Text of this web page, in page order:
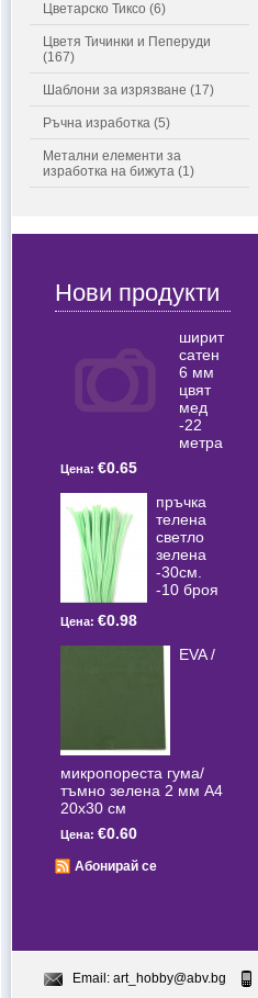
Цветарско Тиксо (6)
Цветя Тичинки и Пеперуди
(167)
Шаблони за изрязване (17)
Ръчна изработка (5)
Метални елементи за
изработка на бижута (1)
Нови продукти
ширит
сатен
6 мм
цвят
мед
-22
метра
Цена: €0.65
пръчка
телена
светлo
зелена
-30см.
-10 броя
Цена: €0.98
EVA /
микропореста гума/
тъмно зелена 2 мм А4
20x30 см
Цена: €0.60
Абонирай се
Email: art_hobby@abv.bg